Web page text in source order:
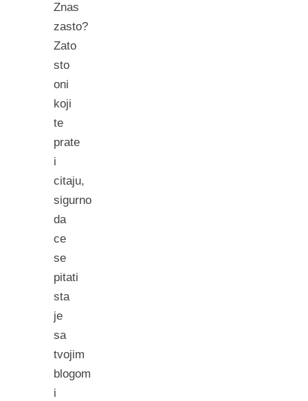
Znas
zasto?
Zato
sto
oni
koji
te
prate
i
citaju,
sigurno
da
ce
se
pitati
sta
je
sa
tvojim
blogom
i